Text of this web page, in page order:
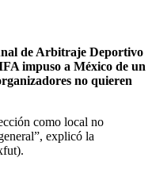
de Arbitraje Deportivo
impuso a México de un
no quieren
como local no
explicó la